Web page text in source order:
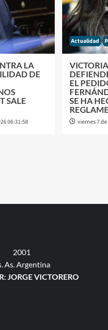
LA
DE
SALE
06:31:58
Actualidad
EL
SE HA
viernes 7
2001
As. Argentina
JORGE VICTORERO